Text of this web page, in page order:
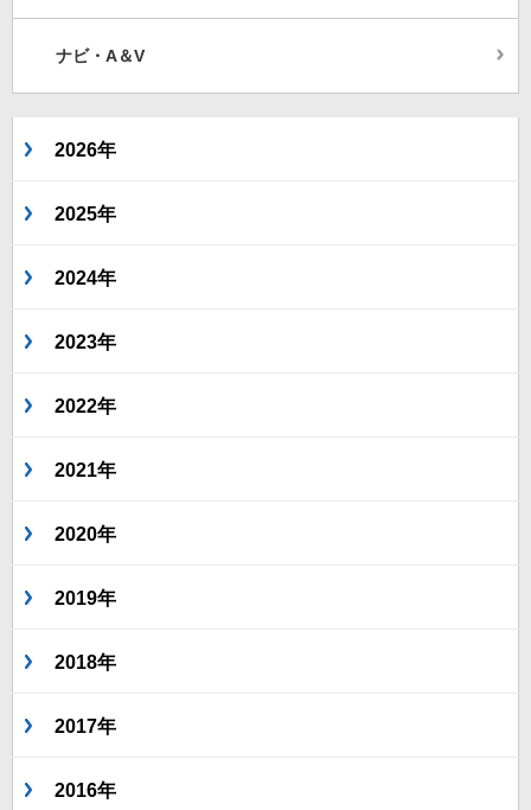
ナビ・A＆V
2026年
2025年
2024年
2023年
2022年
2021年
2020年
2019年
2018年
2017年
2016年